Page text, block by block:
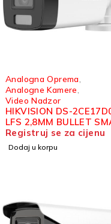
Analogna Oprema
Analogne Kamere
Video Nadzor
HIKVISION DS-
LFS 2,8MM BULLET
HYBRID LIGHT AUDIO
Registruj se za cijenu
Dodaj u korpu